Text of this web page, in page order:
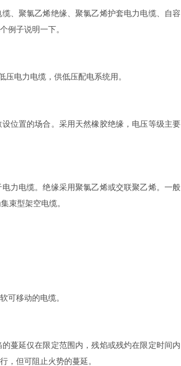
聚氯乙烯绝缘、聚氯乙烯护套电力电缆、自容
例子说明一下。
电力电缆，供低压配电系统用。
置的场合。采用天然橡胶绝缘，电压等级主要
电缆。绝缘采用聚氯乙烯或交联聚乙烯。一般
束型架空电缆。
移动的电缆。
延仅在限定范围内，残焰或残灼在限定时间内
，但可阻止火势的蔓延。